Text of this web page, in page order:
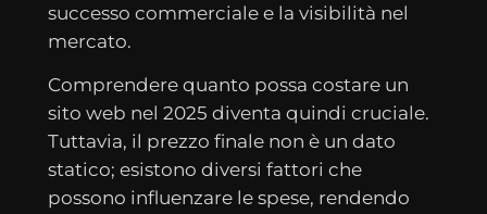
successo commerciale e la visibilità nel
mercato.
Comprendere quanto possa costare un
sito web nel 2025 diventa quindi cruciale.
Tuttavia, il prezzo finale non è un dato
statico; esistono diversi fattori che
possono influenzare le spese, rendendo